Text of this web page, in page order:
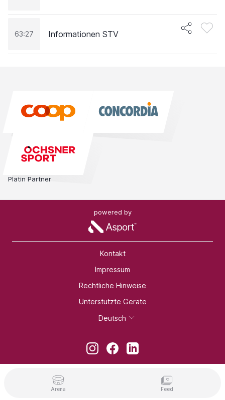
63:27 Informationen STV
Platin Partner
powered by
Kontakt
Impressum
Rechtliche Hinweise
Unterstützte Geräte
Deutsch
Arena Feed